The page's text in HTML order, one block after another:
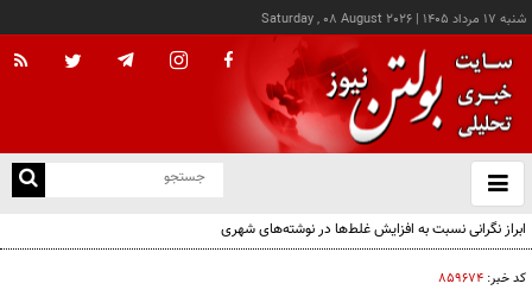
شنبه ۱۷ مرداد ۱۴۰۵ |
Saturday , 08 August 2026
باز
و
ابراز نگرانی نسبت به افزایش غلط‌ها در نوشته‌های شهری
کد خبر: ۸۵۹۶۷۴